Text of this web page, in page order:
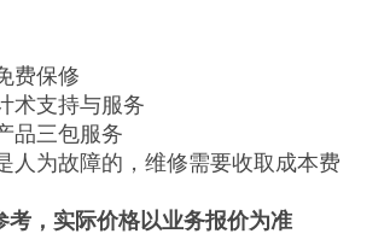
费保修
术支持与服务
品三包服务
人为故障的，维修需要收取成本费
考，实际价格以业务报价为准